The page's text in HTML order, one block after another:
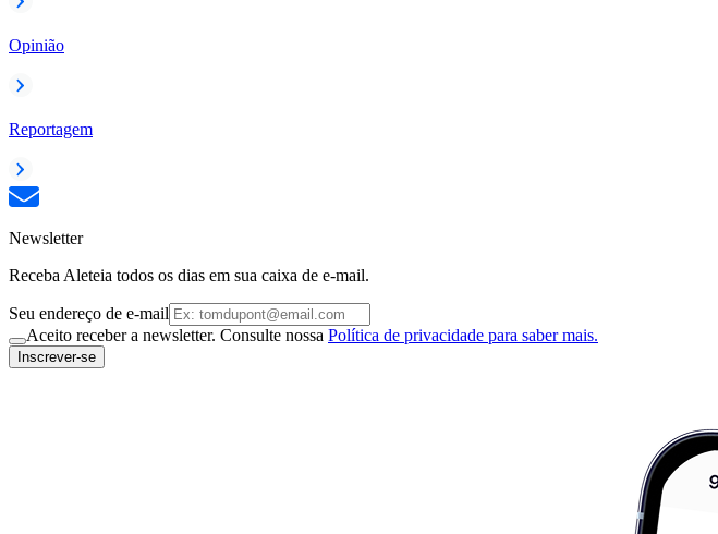
Opinião
Reportagem
Newsletter
Receba Aleteia todos os dias em sua caixa de e-mail.
Seu endereço de e-mail
Aceito receber a newsletter. Consulte nossa Política de privacidade para saber mais.
Inscrever-se